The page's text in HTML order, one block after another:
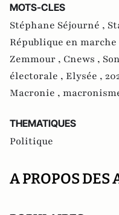
MOTS-CLES
Stéphane Séjourné ,
République en marche
Zemmour , Cnews ,
électorale , Elysée ,
Macronie ,
THEMATIQUES
Politique
A PROPOS DES